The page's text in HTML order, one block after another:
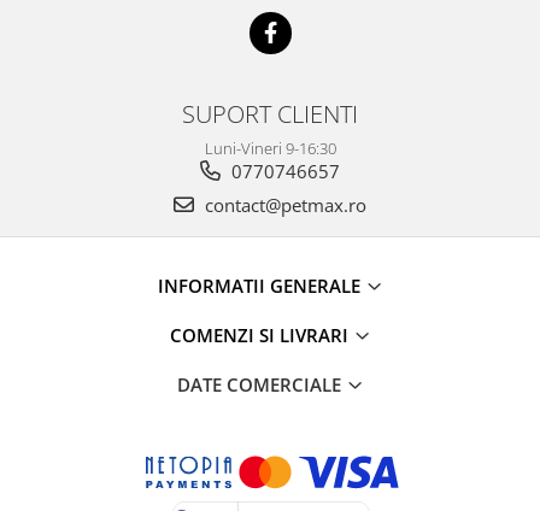
SUPORT CLIENTI
Luni-Vineri 9-16:30
0770746657
contact@petmax.ro
INFORMATII GENERALE
COMENZI SI LIVRARI
DATE COMERCIALE